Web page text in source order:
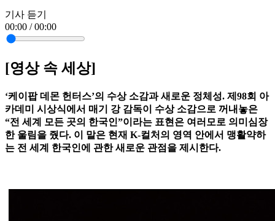
기사 듣기
00:00 / 00:00
[영상 속 세상]
‘케이팝 데몬 헌터스’의 수상 소감과 새로운 정체성. 제98회 아
카데미 시상식에서 매기 강 감독이 수상 소감으로 꺼내놓은
“전 세계 모든 곳의 한국인”이라는 표현은 여러모로 의미심장
한 울림을 줬다. 이 말은 현재 K-컬처의 영역 안에서 맹활약하
는 전 세계 한국인에 관한 새로운 관점을 제시한다.